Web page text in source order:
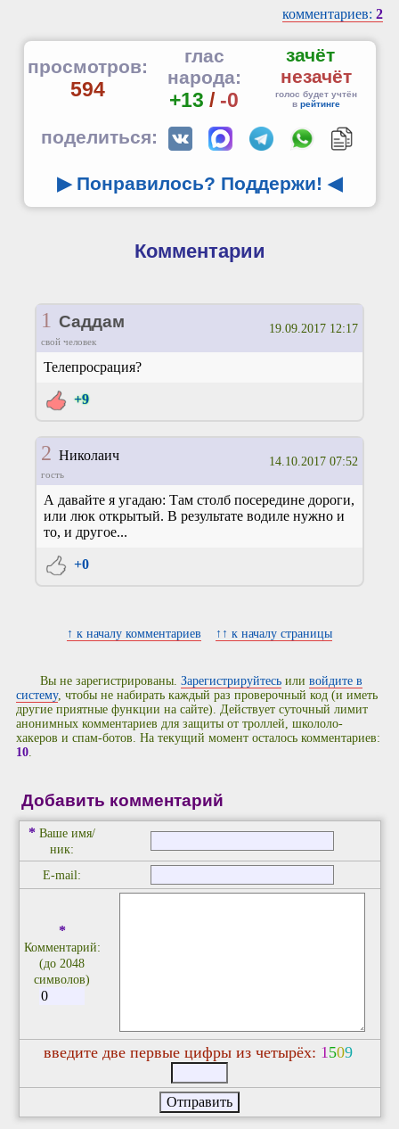
комментариев: 2
просмотров:
594
глас
народа:
+13 / -0
зачёт
незачёт
голос будет учтён
в рейтинге
поделиться:
▶ Понравилось? Поддержи! ◀
Комментарии
1 Саддам
свой человек
19.09.2017 12:17
Телепросрация?
+9
2 Николаич
гость
14.10.2017 07:52
А давайте я угадаю: Там столб посередине дороги,
или люк открытый. В результате водиле нужно и
то, и другое...
+0
↑ к началу комментариев ↑↑ к началу страницы
Вы не зарегистрированы.Зарегистрируйтесь иливойдите в
систему, чтобы не набирать каждый раз проверочный код (и иметь
другие приятные функции на сайте). Действует суточный лимит
анонимных комментариев для защиты от троллей, школоло-
хакеров и спам-ботов. На текущий момент осталось комментариев:
10.
Добавить комментарий
* Ваше имя/
ник:
E-mail:
*
Комментарий:
(до 2048
символов)
введите две первые цифры из четырёх: 1509